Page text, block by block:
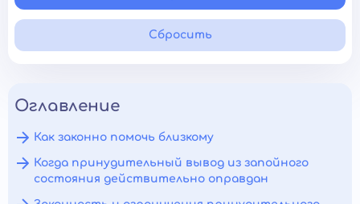
Сбросить
Оглавление
Как законно помочь близкому
Когда принудительный вывод из запойного
состояния действительно оправдан